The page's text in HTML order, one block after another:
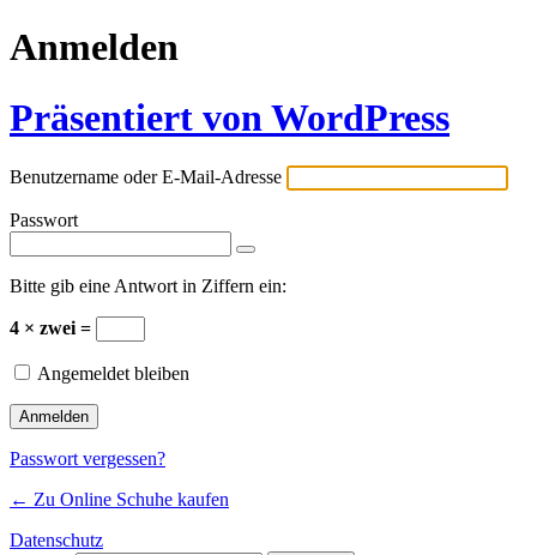
Anmelden
Präsentiert von WordPress
Benutzername oder E-Mail-Adresse
Passwort
Bitte gib eine Antwort in Ziffern ein:
4 × zwei =
Angemeldet bleiben
Passwort vergessen?
← Zu Online Schuhe kaufen
Datenschutz